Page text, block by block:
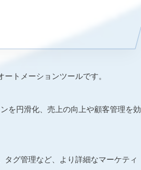
トメーションツールです。
を円滑化、売上の向上や顧客管理を効
グ管理など、より詳細なマーケティ